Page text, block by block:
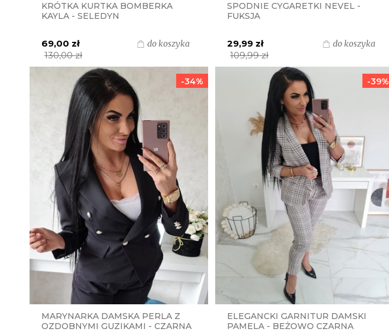
KRÓTKA KURTKA BOMBERKA
KAYLA - SELEDYN
69,00 zł
130,00 zł
do koszyka
SPODNIE CYGARETKI NEVEL -
FUKSJA
29,99 zł
109,99 zł
do koszyka
MARYNARKA DAMSKA PERLA Z
OZDOBNYMI GUZIKAMI - CZARNA
-34%
ELEGANCKI GARNITUR DAMSKI
PAMELA - BEŻOWO CZARNA
-39%